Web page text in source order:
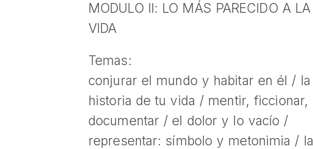
MODULO II: LO MÁS PARECIDO A LA
VIDA
Temas:
conjurar el mundo y habitar en él / la
historia de tu vida / mentir, ficcionar,
documentar / el dolor y lo vacío /
representar: símbolo y metonimia / la